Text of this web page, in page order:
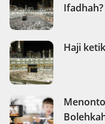
Ifadhah?
Haji